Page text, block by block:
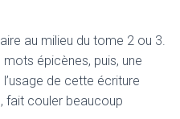
au milieu du tome 2 ou 3.
mots épicènes, puis, une
de cette écriture
fait couler beaucoup